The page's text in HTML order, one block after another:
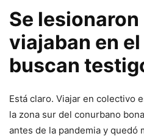
Se
viajaban en
buscan
Está claro. Viajar en colectivo
la zona sur del conurbano
antes de la pandemia y quedó